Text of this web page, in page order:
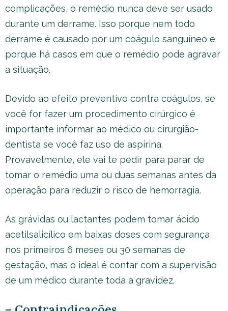
complicações, o remédio nunca deve ser usado
durante um derrame. Isso porque nem todo
derrame é causado por um coágulo sanguíneo e
porque há casos em que o remédio pode agravar
a situação.
Devido ao efeito preventivo contra coágulos, se
você for fazer um procedimento cirúrgico é
importante informar ao médico ou cirurgião-
dentista se você faz uso de aspirina.
Provavelmente, ele vai te pedir para parar de
tomar o remédio uma ou duas semanas antes da
operação para reduzir o risco de hemorragia.
As grávidas ou lactantes podem tomar ácido
acetilsalicílico em baixas doses com segurança
nos primeiros 6 meses ou 30 semanas de
gestação, mas o ideal é contar com a supervisão
de um médico durante toda a gravidez.